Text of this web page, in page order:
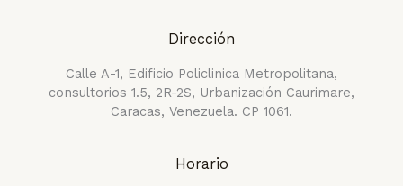
Dirección
Calle A-1, Edificio Policlinica Metropolitana,
consultorios 1.5, 2R-2S, Urbanización Caurimare,
Caracas, Venezuela. CP 1061.
Horario